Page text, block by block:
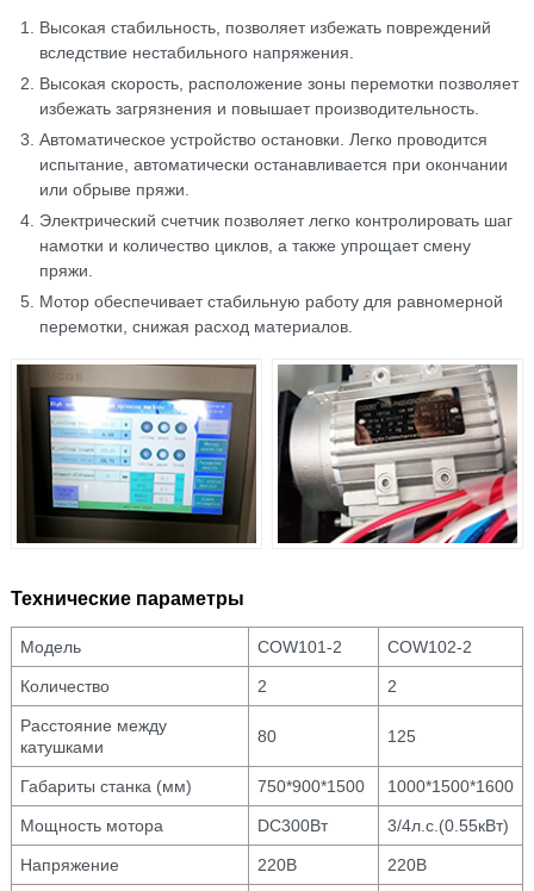
Высокая стабильность, позволяет избежать повреждений
вследствие нестабильного напряжения.
Высокая скорость, расположение зоны перемотки позволяет
избежать загрязнения и повышает производительность.
Автоматическое устройство остановки. Легко проводится
испытание, автоматически останавливается при окончании
или обрыве пряжи.
Электрический счетчик позволяет легко контролировать шаг
намотки и количество циклов, а также упрощает смену
пряжи.
Мотор обеспечивает стабильную работу для равномерной
перемотки, снижая расход материалов.
Технические параметры
Модель COW101-2 COW102-2
Количество 2 2
Расстояние между
катушками
80 125
Габариты станка (мм) 750*900*1500 1000*1500*1600
Мощность мотора DC300Вт 3/4л.с.(0.55кВт)
Напряжение 220В 220В